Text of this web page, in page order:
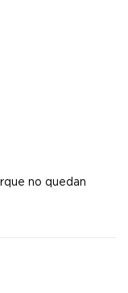
no quedan